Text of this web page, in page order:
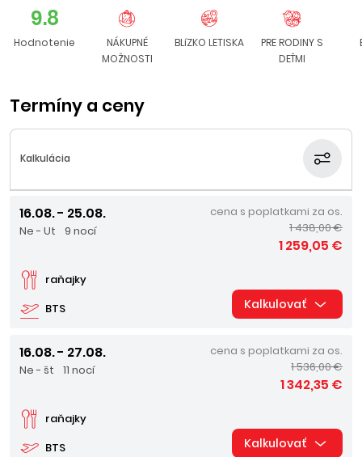
9.8
Hodnotenie
NÁKUPNÉ
MOŽNOSTI
BLíZKO LETISKA
PRE RODINY S
DEŤMI
Termíny a ceny
Kalkulácia
16.08. - 25.08.
Ne - Ut 9 nocí
BTS
raňajky
cena s poplatkami za os.
1 438,00 €
1 259,05 €
Kalkulovať
16.08. - 27.08.
Ne - št 11 nocí
BTS
raňajky
cena s poplatkami za os.
1 536,00 €
1 342,35 €
Kalkulovať